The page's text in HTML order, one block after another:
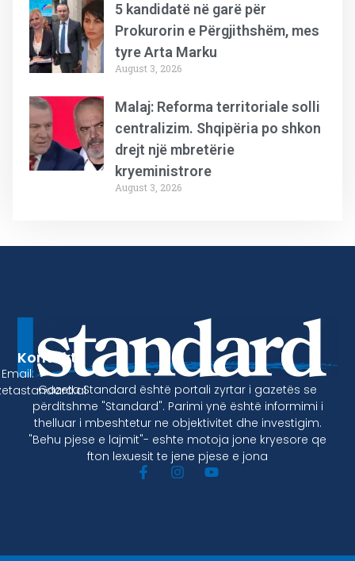
5 kandidatë në garë për
Prokurorin e Përgjithshëm, mes
tyre Arta Marku
August 3, 2026
Malaj: Reforma territoriale solli
centralizim. Shqipëria po shkon
drejt një mbretërie
kryeministrore
August 3, 2026
Gazeta Standard është portali zyrtar i gazetës se
përditshme "Standard". Parimi ynë është informimi i
thelluar i mbeshtetur ne objektivitet dhe investigim.
"Behu pjese e lajmit"- eshte motoja jone kryesore qe
fton lexuesit te jene pjese e jona
Kontakt
Email: